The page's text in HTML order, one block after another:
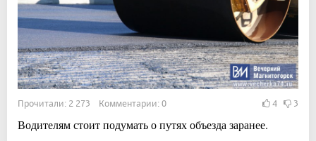
Прочитали: 2 273 Комментарии: 0 4 3
Водителям стоит подумать о путях объезда заранее.